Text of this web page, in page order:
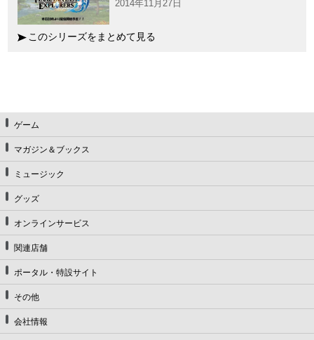
2014年11月27日
このシリーズをまとめて見る
ゲーム
マガジン＆ブックス
ミュージック
グッズ
オンラインサービス
関連店舗
ポータル・特設サイト
その他
会社情報